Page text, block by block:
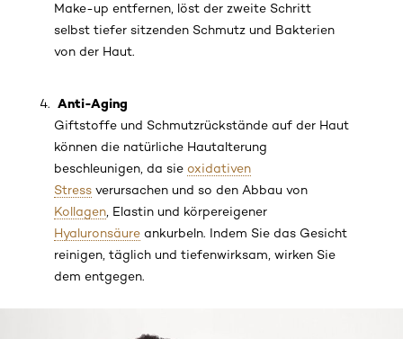
Make-up entfernen, löst der zweite Schritt
selbst tiefer sitzenden Schmutz und Bakterien
von der Haut.
Anti-Aging
Giftstoffe und Schmutzrückstände auf der Haut
können die natürliche Hautalterung
beschleunigen, da sie oxidativen
Stress verursachen und so den Abbau von
Kollagen , Elastin und körpereigener
Hyaluronsäure ankurbeln. Indem Sie das Gesicht
reinigen, täglich und tiefenwirksam, wirken Sie
dem entgegen.